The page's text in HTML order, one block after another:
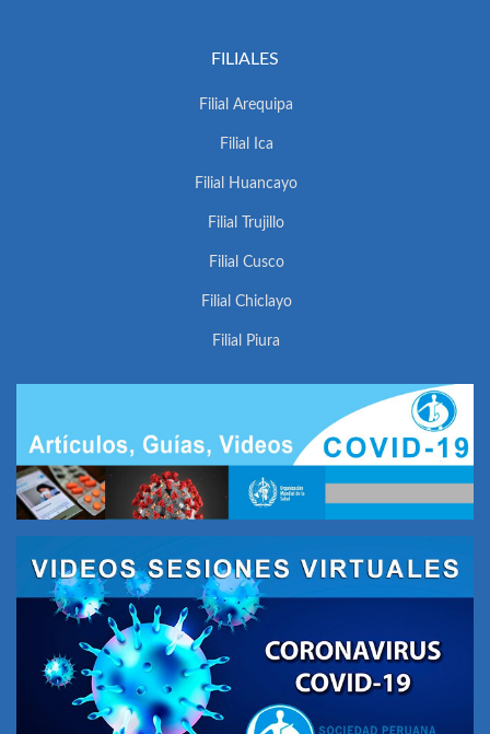
FILIALES
Filial Arequipa
Filial Ica
Filial Huancayo
Filial Trujillo
Filial Cusco
Filial Chiclayo
Filial Piura